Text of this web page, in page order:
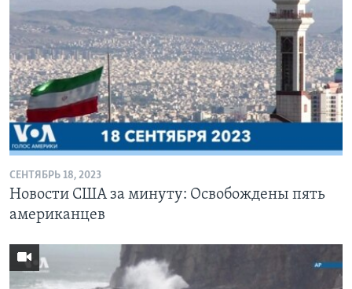
СЕНТЯБРЬ 18, 2023
Новости США за минуту: Освобождены пять
американцев